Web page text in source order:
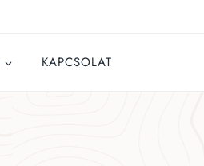
KAPCSOLAT